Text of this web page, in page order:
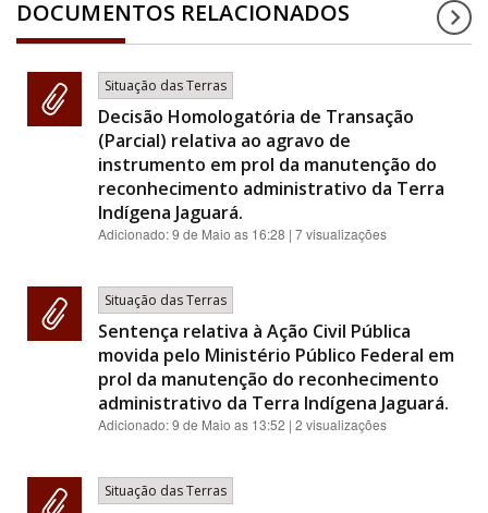
DOCUMENTOS RELACIONADOS
Situação das Terras
Decisão Homologatória de Transação
(Parcial) relativa ao agravo de
instrumento em prol da manutenção do
reconhecimento administrativo da Terra
Indígena Jaguará.
Adicionado:9 de Maio as 16:28 | 7 visualizações
Situação das Terras
Sentença relativa à Ação Civil Pública
movida pelo Ministério Público Federal em
prol da manutenção do reconhecimento
administrativo da Terra Indígena Jaguará.
Adicionado:9 de Maio as 13:52 | 2 visualizações
Situação das Terras